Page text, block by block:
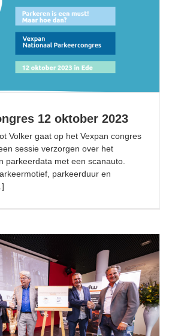
congres 12 oktober 2023
12 oktober 2023
Volker gaat op het Vexpan congres
sessie verzorgen over het
parkeerdata met een scanauto.
parkeerduur en
voor slimme bandenspanningsmeter
getekend!